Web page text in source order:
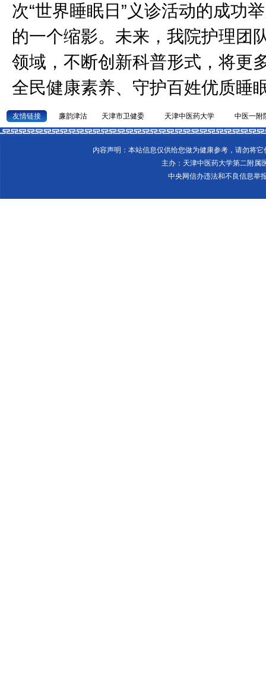
次“世界睡眠日”义诊活动的成功
的一个缩影。未来，我院护理团
领域，不断创新科普形式，将更
全民健康素养、守护百姓优质睡
友情链接 廉韵津沽 天津市卫健委 天津中医药大学 中医一附
内容声明：本站信息仅供给您做为健康参考，请勿将
主办：天津中医药大学第二附属
中央网信办违法和不良信息举